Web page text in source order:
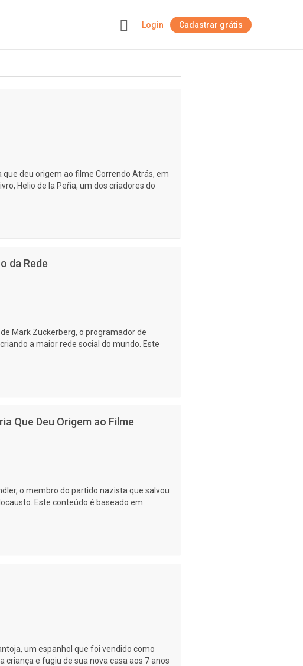
Login Cadastrar grátis
deu origem ao filme Correndo Atrás, em
Helio de la Peña, um dos criadores do
da Rede
Mark Zuckerberg, o programador de
a maior rede social do mundo. Este
Que Deu Origem ao Filme
o membro do partido nazista que salvou
Este conteúdo é baseado em
um espanhol que foi vendido como
criança e fugiu de sua nova casa aos 7 anos